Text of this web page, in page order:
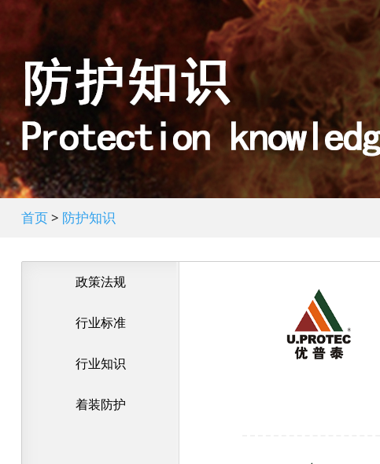
首页> 防护知识
政策法规
行业标准
行业知识
着装防护